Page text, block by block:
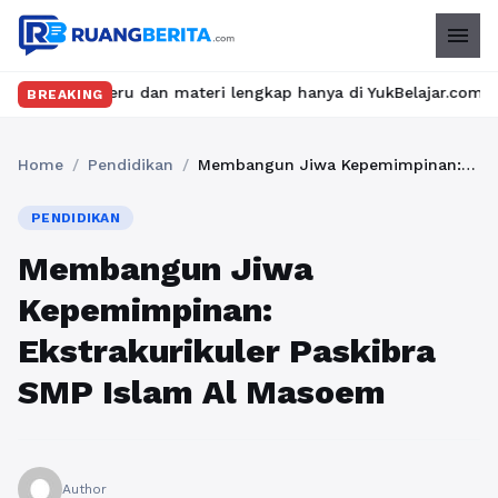
menu
BREAKING
seru dan materi lengkap hanya di YukBelajar.com. Mulai
Home / Pendidikan / Membangun Jiwa Kepemimpinan: Ekstrakurikuler Paskibra SMP Islam Al Masoem
PENDIDIKAN
Membangun Jiwa
Kepemimpinan:
Ekstrakurikuler Paskibra
SMP Islam Al Masoem
Author